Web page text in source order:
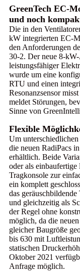
GreenTech EC-
und noch
Die in den
kW integrierten EC-
den Anforderungen
30-2. Der neue 8-
leistungsfähiger
wurde um eine
RTU und einen
Resonanzsensor
meldet Störungen,
Sinne von
Flexible
Um
die neuen RadiPacs
erhältlich. Beide
oder als
Tragkonsole zur
ein komplett
das
und gleichzeitig als
der Regel ohne
möglich, da die
gleicher Baugröße
bis 630 mit
statischen
Oktober 2021
Anfrage möglich.